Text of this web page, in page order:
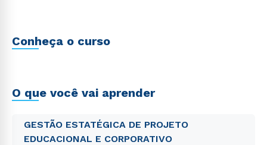
Conheça o curso
O que você vai aprender
GESTÃO ESTATÉGICA DE PROJETO
EDUCACIONAL E CORPORATIVO